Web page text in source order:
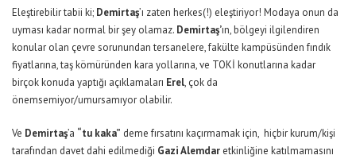
Eleştirebilir tabii ki; Demirtaş’ı zaten herkes(!) eleştiriyor! Modaya onun da
uyması kadar normal bir şey olamaz. Demirtaş’ın, bölgeyi ilgilendiren
konular olan çevre sorunundan tersanelere, fakülte kampüsünden fındık
fiyatlarına, taş kömüründen kara yollarına, ve TOKİ konutlarına kadar
birçok konuda yaptığı açıklamaları Erel, çok da
önemsemiyor/umursamıyor olabilir.
Ve Demirtaş’a “tu kaka” deme fırsatını kaçırmamak için, hiçbir kurum/kişi
tarafından davet dahi edilmediği Gazi Alemdar etkinliğine katılmamasını